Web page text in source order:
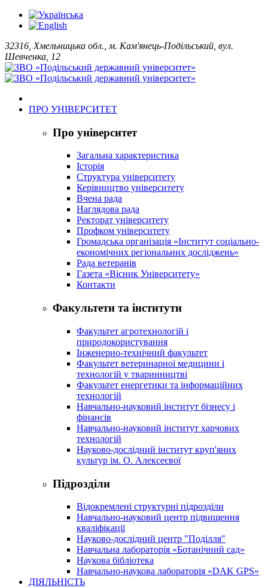
32316, Хмельницька обл., м. Кам'янець-Подільський, вул.
Шевченка, 12
ПРО УНІВЕРСИТЕТ
Про університет
Загальна характеристика
Історія
Структура університету
Керівництво університету
Вчена рада
Наглядова рада
Ректорат університету
Профком університету
Громадська організація «Інститут соціально-
економічних регіональних досліджень»
Рада ветеранів
Газета «Вісник Університету»
Контакти
Факультети та інститути
Факультет агротехнологій і
природокористування
Інженерно-технічний факультет
Факультет ветеринарної медицини і
технологій у тваринництві
Факультет енергетики та інформаційних
технологій
Навчально-науковий інститут бізнесу і
фінансів
Навчально-науковий інститут харчових
технологій
Науково-дослідний інститут круп'яних
культур ім. О. Алексеєвої
Підрозділи
Відокремлені структурні підрозділи
Навчально-науковий центр підвищення
кваліфікації
Науково-дослідний центр "Поділля"
Навчальна лабораторія «Ботанічний сад»
Наукова бібліотека
Навчально-наукова лабораторія «DAK GPS»
ДІЯЛЬНІСТЬ